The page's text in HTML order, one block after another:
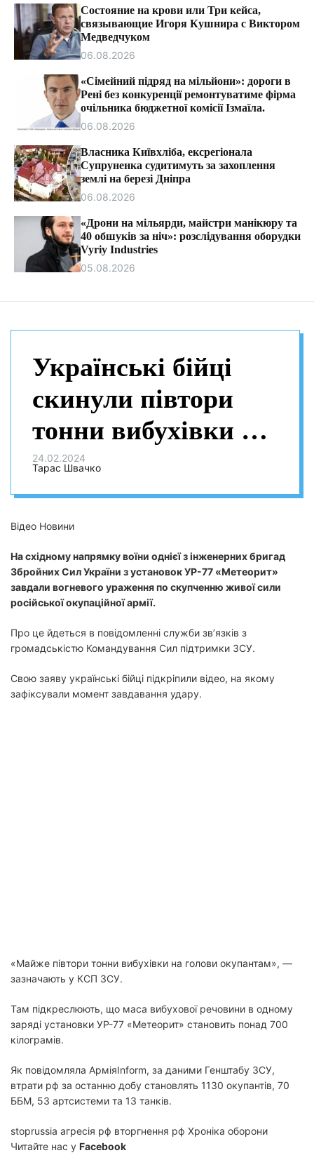
т
и
Состояние на крови или Три кейса,
связывающие Игоря Кушнира с Виктором
Медведчуком
06.08.2026
«Сімейний підряд на мільйони»: дороги в
Рені без конкуренції ремонтуватиме фірма
очільника бюджетної комісії Ізмаїла.
06.08.2026
Власника Київхліба, ексрегіонала
Супруненка судитимуть за захоплення
землі на березі Дніпра
06.08.2026
«Дрони на мільярди, майстри манікюру та
40 обшуків за ніч»: розслідування оборудки
Vyriy Industries
05.08.2026
Українські бійці
скинули півтори
тонни вибухівки на
скупчення
російських
окупантів
24.02.2024
Тарас Швачко
Відео Новини
На східному напрямку воїни однієї з інженерних бригад
Збройних Сил України з установок УР-77 «Метеорит»
завдали вогневого ураження по скупченню живої сили
російської окупаційної армії.
Про це йдеться в повідомленні служби зв’язків з
громадськістю Командування Сил підтримки ЗСУ.
Свою заяву українські бійці підкріпили відео, на якому
зафіксували момент завдавання удару.
«Майже півтори тонни вибухівки на голови окупантам», —
зазначають у КСП ЗСУ.
Там підкреслюють, що маса вибухової речовини в одному
заряді установки УР-77 «Метеорит» становить понад 700
кілограмів.
Як повідомляла АрміяInform, за даними Генштабу ЗСУ,
втрати рф за останню добу становлять 1130 окупантів, 70
ББМ, 53 артсистеми та 13 танків.
stoprussia агресія рф вторгнення рф Хроніка оборони
Читайте нас у Facebook